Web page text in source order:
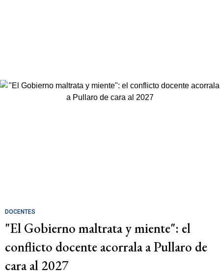
DOCENTES
"El Gobierno maltrata y miente": el
conflicto docente acorrala a Pullaro de
cara al 2027